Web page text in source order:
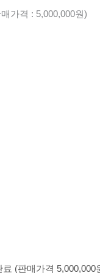
가격 : 5,000,000원)
(판매가격 5,000,000